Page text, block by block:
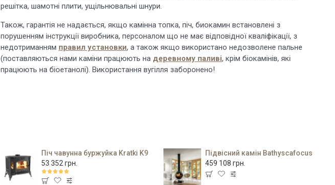
решітка, шамотні плити, ущільнювальні шнури.
Також, гарантія не надається, якщо камінна топка, піч, биокамин встановлені з
порушенням інструкції виробника, персоналом що не має відповідної кваліфікації, з
недотриманням правил установки, а також якщо використано недозволене пальне
(поставляються нами каміни працюють на деревному паливі, крім біокамінів, які
працюють на біоетанолі). Використання вугілля заборонено!
Піч чавунна буржуйка Kratki K9
53 352 грн.
Підвісний камін Bathyscafocus
459 108 грн.